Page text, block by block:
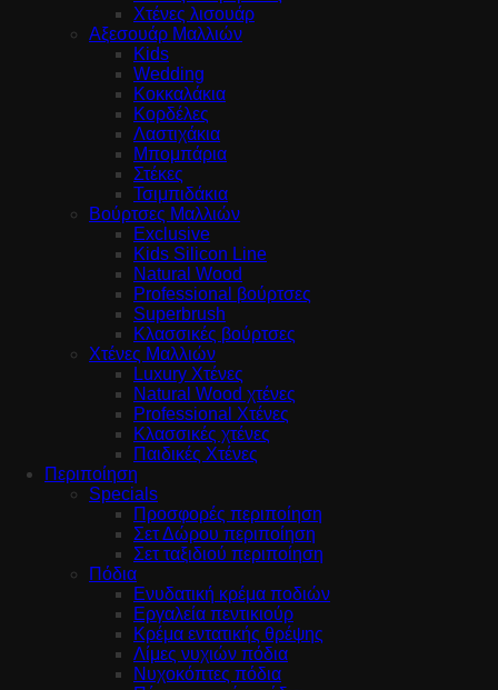
Χτένες λισουάρ
Αξεσουάρ Μαλλιών
Kids
Wedding
Κοκκαλάκια
Κορδέλες
Λαστιχάκια
Μπομπάρια
Στέκες
Τσιμπιδάκια
Βούρτσες Μαλλιών
Exclusive
Kids Silicon Line
Natural Wood
Professional βούρτσες
Superbrush
Κλασσικές βούρτσες
Χτένες Μαλλιών
Luxury Χτένες
Natural Wood χτένες
Professional Χτένες
Κλασσικές χτένες
Παιδικές Χτένες
Περιποίηση
Specials
Προσφορές περιποίηση
Σετ Δώρου περιποίηση
Σετ ταξιδιού περιποίηση
Πόδια
Ενυδατική κρέμα ποδιών
Εργαλεία πεντικιούρ
Κρέμα εντατικής θρέψης
Λίμες νυχιών πόδια
Νυχοκόπτες πόδια